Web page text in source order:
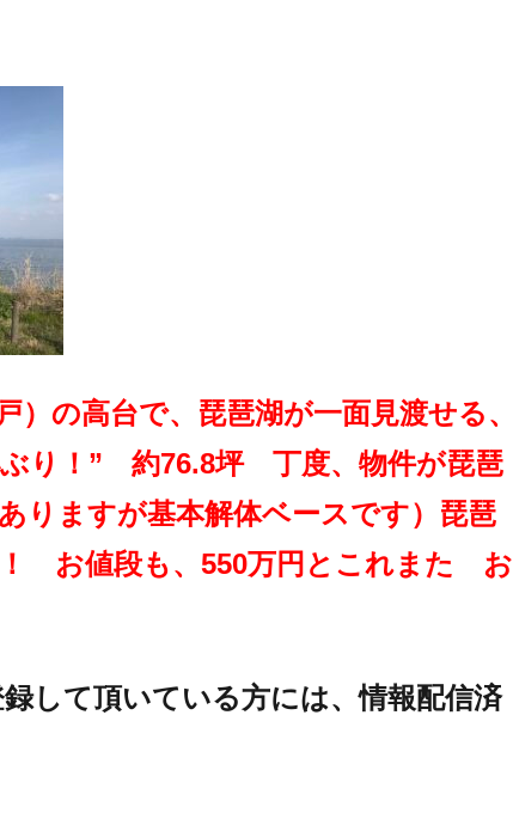
）の高台で、琵琶湖が一面見渡せる、
ぶり！” 約76.8坪 丁度、物件が琵琶
りますが基本解体ベースです）琵琶
お値段も、550万円とこれまた お
して頂いている方には、情報配信済